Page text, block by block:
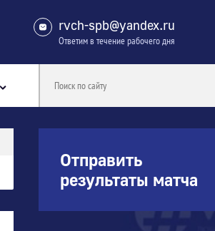
rvch-spb@yandex.ru
Ответим в течение рабочего дня
Отправить
результаты матча